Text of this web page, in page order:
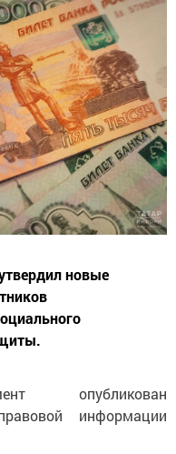
новые
опубликован
информации